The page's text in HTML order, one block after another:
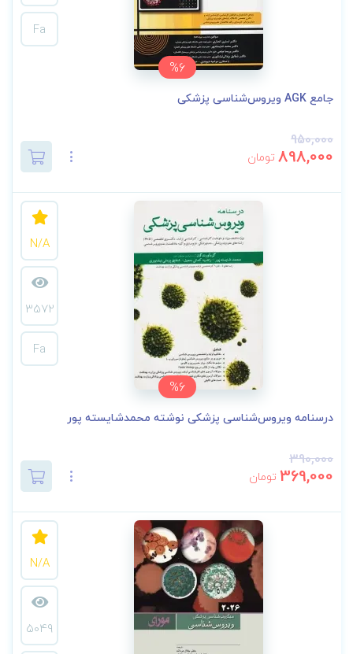
%6
Fa
جامع AGK ویروس‌شناسی پزشکی
950,000
898,000 تومان
%6
N/A
3572
Fa
درسنامه ویروس‌شناسی پزشکی نوشته محمدشایسته پور
390,000
369,000 تومان
N/A
5049